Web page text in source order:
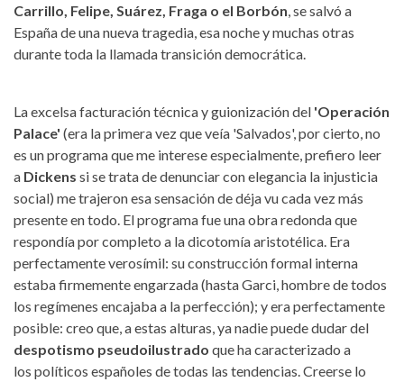
Carrillo, Felipe, Suárez, Fraga o el Borbón , se salvó a
España de una nueva tragedia, esa noche y muchas otras
durante toda la llamada transición democrática.
La excelsa facturación técnica y guionización del 'Operación
Palace' (era la primera vez que veía 'Salvados', por cierto, no
es un programa que me interese especialmente, prefiero leer
a Dickens si se trata de denunciar con elegancia la injusticia
social) me trajeron esa sensación de déja vu cada vez más
presente en todo. El programa fue una obra redonda que
respondía por completo a la dicotomía aristotélica. Era
perfectamente verosímil: su construcción formal interna
estaba firmemente engarzada (hasta Garci, hombre de todos
los regímenes encajaba a la perfección); y era perfectamente
posible: creo que, a estas alturas, ya nadie puede dudar del
despotismo pseudoilustrado que ha caracterizado a
los políticos españoles de todas las tendencias. Creerse lo